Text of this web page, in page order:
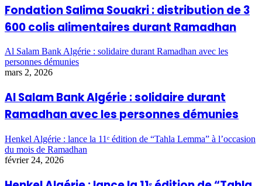
Fondation Salima Souakri : distribution de 3
600 colis alimentaires durant Ramadhan
Al Salam Bank Algérie : solidaire durant Ramadhan avec les
personnes démunies
mars 2, 2026
Al Salam Bank Algérie : solidaire durant
Ramadhan avec les personnes démunies
Henkel Algérie : lance la 11ᵉ édition de “Tahla Lemma” à l’occasion
du mois de Ramadhan
février 24, 2026